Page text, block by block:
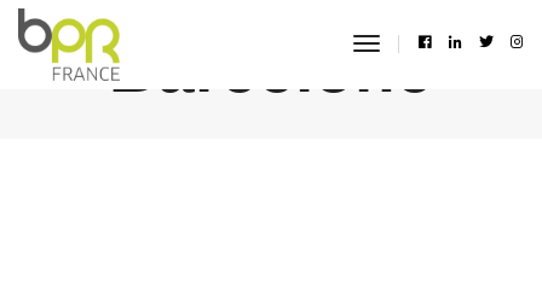
toggle
Barcelone